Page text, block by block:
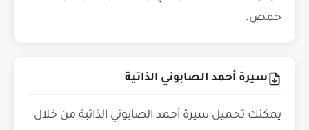
حمص.
سيرة أحمد الصابوني الذاتية
يمكنك تحميل سيرة أحمد الصابوني الذاتية من خلال